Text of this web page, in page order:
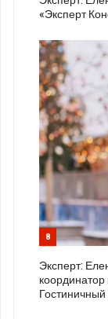
«Эксперт
8
Эксперт: